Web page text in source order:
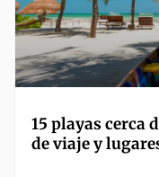
15 playas cerca
de viaje y